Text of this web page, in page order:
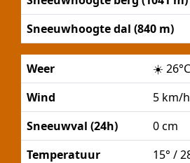
Sneeuwhoogte dal (840 m)
Weer ☀️ 26°C
Wind
5 km/h
Sneeuwval (24h)
0 cm
Temperatuur
15° /